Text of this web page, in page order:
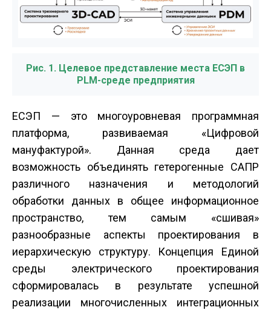
Рис. 1. Целевое представление места ЕСЭП в
PLM-среде предприятия
ЕСЭП — это многоуровневая программная
платформа, развиваемая «Цифровой
мануфактурой». Данная среда дает
возможность объединять гетерогенные САПР
различного назначения и методологий
обработки данных в общее информационное
пространство, тем самым «сшивая»
разнообразные аспекты проектирования в
иерархическую структуру. Концепция Единой
среды электрического проектирования
сформировалась в результате успешной
реализации многочисленных интеграционных